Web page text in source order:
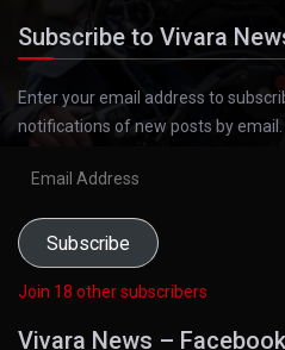
Subscribe to Vivara
Enter your email address to
notifications of new posts by email.
Subscribe
Join 18 other subscribers
Vivara News – Facebook